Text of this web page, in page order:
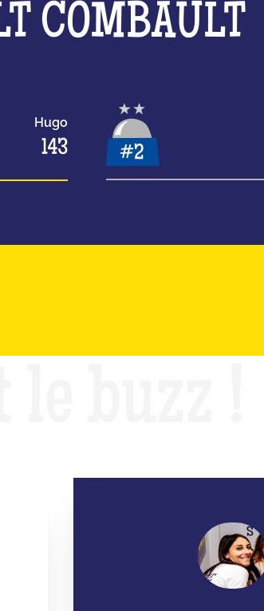
COMBAULT
Hugo
143